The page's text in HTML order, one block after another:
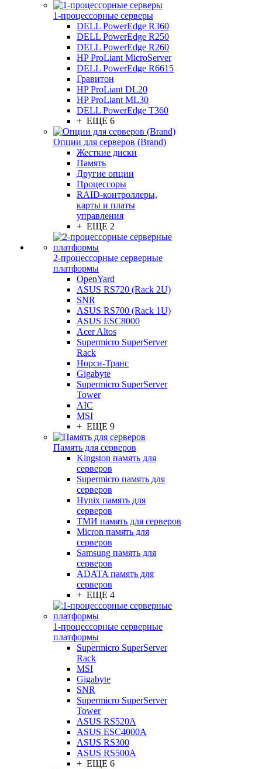
1-процессорные серверы
DELL PowerEdge R360
DELL PowerEdge R250
DELL PowerEdge R260
HP ProLiant MicroServer
DELL PowerEdge R6615
Гравитон
HP ProLiant DL20
HP ProLiant ML30
DELL PowerEdge T360
+ ЕЩЕ 6
Опции для серверов (Brand)
Жесткие диски
Память
Другие опции
Процессоры
RAID-контроллеры,
карты и платы
управления
+ ЕЩЕ 2
2-процессорные серверные
платформы
OpenYard
ASUS RS720 (Rack 2U)
SNR
ASUS RS700 (Rack 1U)
ASUS ESC8000
Acer Altos
Supermicro SuperServer
Rack
Норси-Транс
Gigabyte
Supermicro SuperServer
Tower
AIC
MSI
+ ЕЩЕ 9
Память для серверов
Kingston память для
серверов
Supermicro память для
серверов
Hynix память для
серверов
ТМИ память для серверов
Micron память для
серверов
Samsung память для
серверов
ADATA память для
серверов
+ ЕЩЕ 4
1-процессорные серверные
платформы
Supermicro SuperServer
Rack
MSI
Gigabyte
SNR
Supermicro SuperServer
Tower
ASUS RS520A
ASUS ESC4000A
ASUS RS300
ASUS RS500A
+ ЕЩЕ 6